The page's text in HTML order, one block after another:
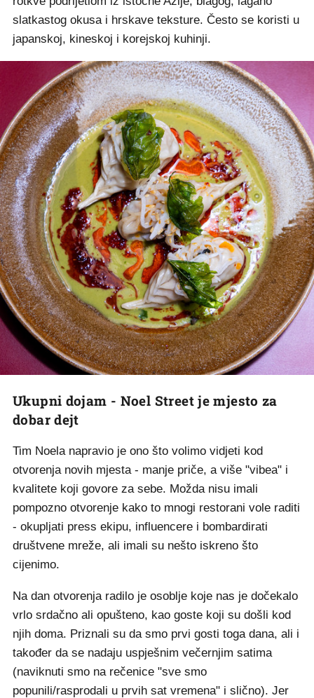
slatkastog okusa i hrskave teksture. Često se koristi u
japanskoj, kineskoj i korejskoj kuhinji.
Ukupni dojam - Noel Street je mjesto za
dobar dejt
Tim Noela napravio je ono što volimo vidjeti kod
otvorenja novih mjesta - manje priče, a više "vibea" i
kvalitete koji govore za sebe. Možda nisu imali
pompozno otvorenje kako to mnogi restorani vole raditi
- okupljati press ekipu, influencere i bombardirati
društvene mreže, ali imali su nešto iskreno što
cijenimo.
Na dan otvorenja radilo je osoblje koje nas je dočekalo
vrlo srdačno ali opušteno, kao goste koji su došli kod
njih doma. Priznali su da smo prvi gosti toga dana, ali i
također da se nadaju uspješnim večernjim satima
(naviknuti smo na rečenice "sve smo
popunili/rasprodali u prvih sat vremena" i slično). Jer